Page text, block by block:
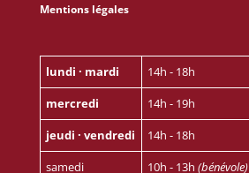
Mentions légales
lundi · mardi
14h - 18h
mercredi
14h - 19h
jeudi · vendredi
14h - 18h
samedi
10h - 13h(bénévole)